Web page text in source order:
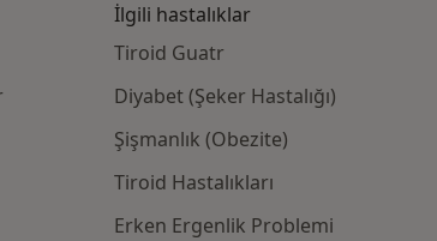
İlgili hastalıklar
Tiroid Guatr
Diyabet (Şeker Hastalığı)
Şişmanlık (Obezite)
Tiroid Hastalıkları
Erken Ergenlik Problemi